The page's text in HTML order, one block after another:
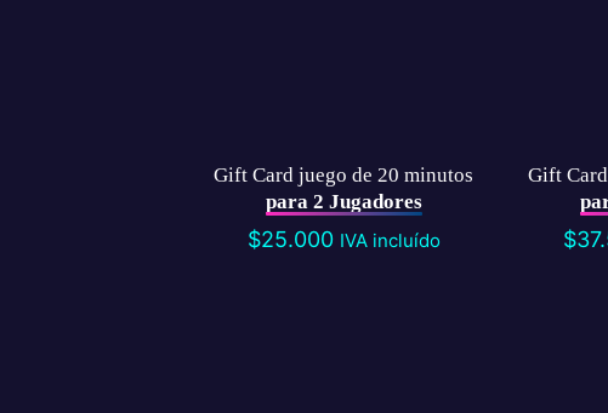
Gift Card juego de 20 minutos
para 2 Jugadores
$25.000 IVA incluído
Gift
$